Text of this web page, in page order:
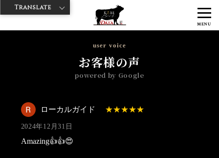
MENU
神戸牛ダイヤ > 神戸牛ダイア 雷門東店
ローカル
user voice
お客様の声
powered by Google
ローカルガイド
2024年12月31日
Amazing👍👍😍
Translate